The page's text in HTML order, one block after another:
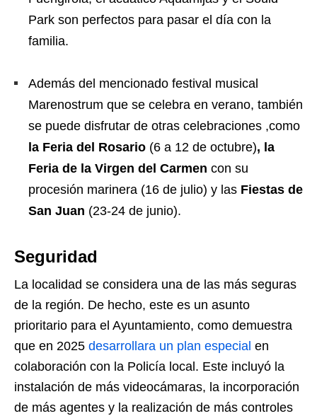
Park son perfectos para pasar el día con la
familia.
Además del mencionado festival musical
Marenostrum que se celebra en verano, también
se puede disfrutar de otras celebraciones ,como
la Feria del Rosario (6 a 12 de octubre), la
Feria de la Virgen del Carmen con su
procesión marinera (16 de julio) y las Fiestas de
San Juan (23-24 de junio).
Seguridad
La localidad se considera una de las más seguras
de la región. De hecho, este es un asunto
prioritario para el Ayuntamiento, como demuestra
que en 2025 desarrollara un plan especial en
colaboración con la Policía local. Este incluyó la
instalación de más videocámaras, la incorporación
de más agentes y la realización de más controles